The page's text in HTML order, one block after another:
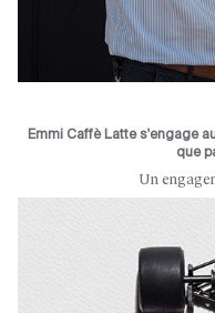
Emmi Caffè Latte s'engage
que
Un